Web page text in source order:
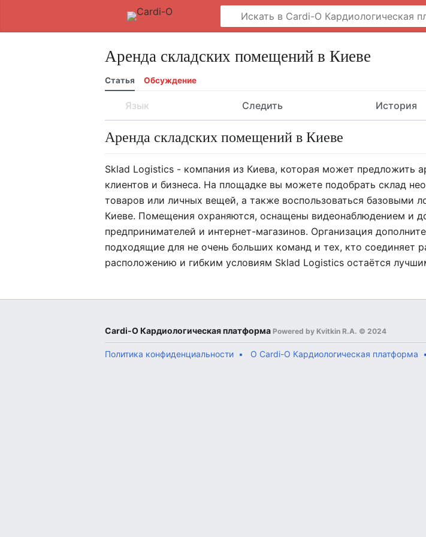
Аренда складских помещений в Киеве
Статья Обсуждение
Язык Следить История
Аренда складских помещений в Киеве
Sklad Logistics - компания из Киева, которая может предложить
клиентов и бизнеса. На площадке вы можете подобрать склад
товаров или личных вещей, а также воспользоваться базовыми
Киеве. Помещения охраняются, оснащены видеонаблюдением и
предпринимателей и интернет-магазинов. Организация
подходящие для не очень больших команд и тех, кто соединяет
расположению и гибким условиям Sklad Logistics остаётся
Cardi-О Кардиологическая платформаPowered by Kvitkin R.A. © 2024
Политика конфиденциальности О Cardi-О Кардиологическая платформа